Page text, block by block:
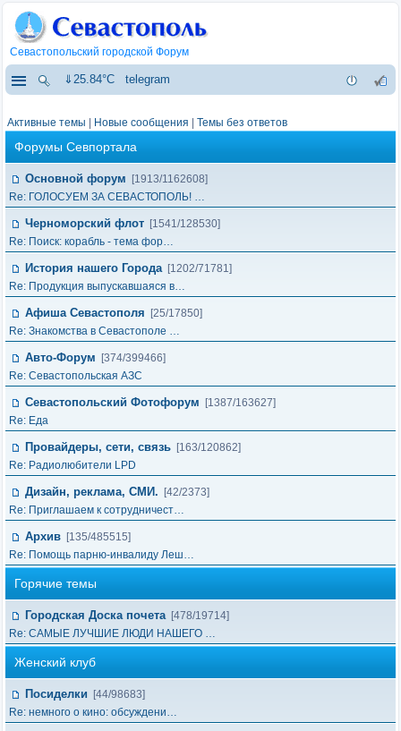
Севастопольский городской Форум
⇓25.84°C telegram
Активные темы Новые сообщения Темы без ответов
Форумы Севпортала
Основной форум
[1913/1162608]
Re: ГОЛОСУЕМ ЗА СЕВАСТОПОЛЬ! …
Черноморский флот [1541/128530]
Re: Поиск: корабль - тема фор…
История нашего Города [1202/71781]
Re: Продукция выпускавшаяся в…
Афиша Севастополя
[25/17850]
Re: Знакомства в Севастополе …
Авто-Форум
[374/399466]
Re: Севастопольская АЗС
Севастопольский Фотофорум
[1387/163627]
Re: Еда
Провайдеры, сети, связь [163/120862]
Re: Радиолюбители LPD
Дизайн, реклама, СМИ.
[42/2373]
Re: Приглашаем к сотрудничест…
Архив [135/485515]
Re: Помощь парню-инвалиду Леш…
Горячие темы
Городская Доска почета [478/19714]
Re: САМЫЕ ЛУЧШИЕ ЛЮДИ НАШЕГО …
Женский клуб
Посиделки
[44/98683]
Re: немного о кино: обсуждени…